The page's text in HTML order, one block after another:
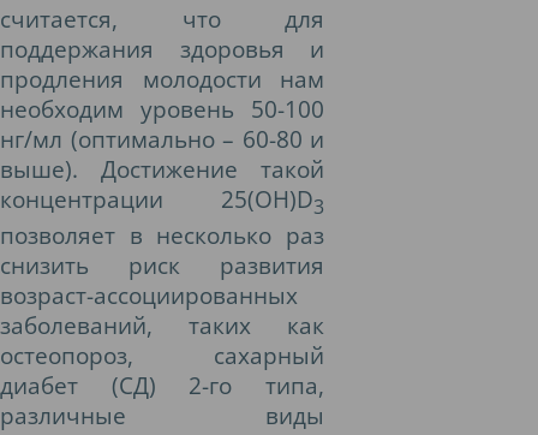
считается, что для
поддержания здоровья и
продления молодости нам
необходим уровень 50-100
нг/мл (оптимально – 60-80 и
выше). Достижение такой
концентрации 25(OH)D3
позволяет в несколько раз
снизить риск развития
возраст-ассоциированных
заболеваний, таких как
остеопороз, сахарный
диабет (СД) 2-го типа,
различные виды